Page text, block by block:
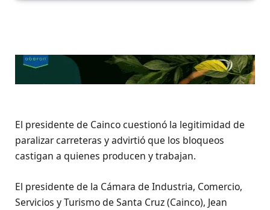
El presidente de Cainco cuestionó la legitimidad de
paralizar carreteras y advirtió que los bloqueos
castigan a quienes producen y trabajan.
El presidente de la Cámara de Industria, Comercio,
Servicios y Turismo de Santa Cruz (Cainco), Jean